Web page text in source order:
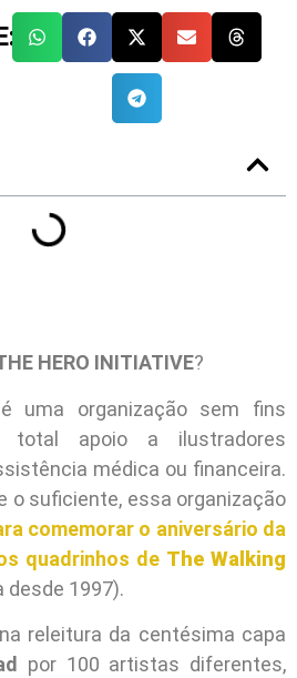
HERO INITIATIVE?
é uma organização sem fins
total apoio a ilustradores
médica ou financeira.
o suficiente, essa organização
comemorar o aniversário da
quadrinhos de The Walking
desde 1997).
releitura da centésima capa
por 100 artistas diferentes,